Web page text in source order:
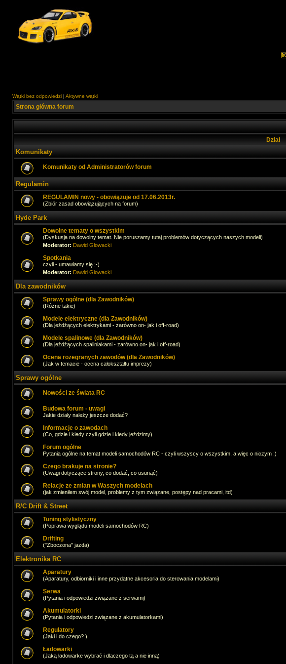
Wątki bez odpowiedzi | Aktywne wątki
Strona główna forum
Dział
Komunikaty
Komunikaty od Administratorów forum
Regulamin
REGULAMIN nowy - obowiązuje od 17.06.2013r.
(Zbiór zasad obowiązujących na forum)
Hyde Park
Dowolne tematy o wszystkim
(Dyskusja na dowolny temat. Nie poruszamy tutaj problemów dotyczących naszych modeli)
Moderator: Dawid Głowacki
Spotkania
czyli - umawiamy się ;-)
Moderator: Dawid Głowacki
Dla zawodników
Sprawy ogólne (dla Zawodników)
(Różne takie)
Modele elektryczne (dla Zawodników)
(Dla jeżdżących elektrykami - zarówno on- jak i off-road)
Modele spalinowe (dla Zawodników)
(Dla jeżdżących spaliniakami - zarówno on- jak i off-road)
Ocena rozegranych zawodów (dla Zawodników)
(Jak w temacie - ocena całokształtu imprezy)
Sprawy ogólne
Nowości ze świata RC
Budowa forum - uwagi
Jakie działy należy jeszcze dodać?
Informacje o zawodach
(Co, gdzie i kiedy czyli gdzie i kiedy jeździmy)
Forum ogólne
Pytania ogólne na temat modeli samochodów RC - czyli wszyscy o wszystkim, a więc o niczym :)
Czego brakuje na stronie?
(Uwagi dotyczące strony, co dodać, co usunąć)
Relacje ze zmian w Waszych modelach
(jak zmieniłem swój model, problemy z tym związane, postępy nad pracami, itd)
R/C Drift & Street
Tuning stylistyczny
(Poprawa wyglądu modeli samochodów RC)
Drifting
("Zboczona" jazda)
Elektronika RC
Aparatury
(Aparatury, odbiorniki i inne przydatne akcesoria do sterowania modelami)
Serwa
(Pytania i odpowiedzi związane z serwami)
Akumulatorki
(Pytania i odpowiedzi związane z akumulatorkami)
Regulatory
(Jaki i do czego? )
Ładowarki
(Jaką ładowarke wybrać i dlaczego tą a nie inną)